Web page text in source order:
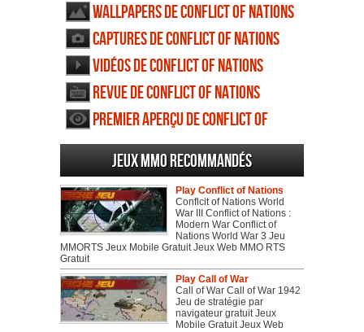
Wallpapers de Conflict of Nations
Captures de Conflict of Nations
Vidéos de Conflict of Nations
Revue de Conflict of Nations
Premier aperçu de Conflict of
Nations
Jeux MMO recommandés
Play Conflict of Nations
Conflcit of Nations World
War III Conflict of Nations :
Modern War Conflict of
Nations World War 3 Jeu
MMORTS Jeux Mobile Gratuit Jeux Web MMO RTS
Gratuit
Play Call of War
Call of War Call of War 1942
Jeu de stratégie par
navigateur gratuit Jeux
Mobile Gratuit Jeux Web